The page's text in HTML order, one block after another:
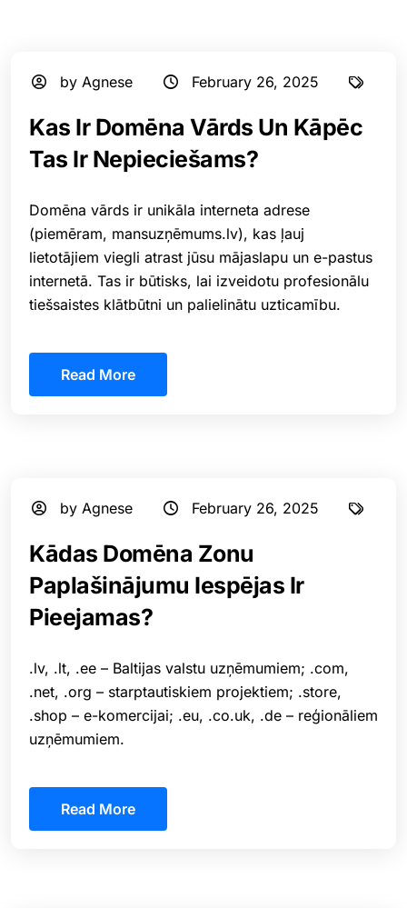
by Agnese February 26, 2025
Kas Ir Domēna Vārds Un Kāpēc
Tas Ir Nepieciešams?
Domēna vārds ir unikāla interneta adrese
(piemēram, mansuzņēmums.lv), kas ļauj
lietotājiem viegli atrast jūsu mājaslapu un e-pastus
internetā. Tas ir būtisks, lai izveidotu profesionālu
tiešsaistes klātbūtni un palielinātu uzticamību.
Read More
by Agnese February 26, 2025
Kādas Domēna Zonu
Paplašinājumu Iespējas Ir
Pieejamas?
.lv, .lt, .ee – Baltijas valstu uzņēmumiem; .com,
.net, .org – starptautiskiem projektiem; .store,
.shop – e-komercijai; .eu, .co.uk, .de – reģionāliem
uzņēmumiem.
Read More